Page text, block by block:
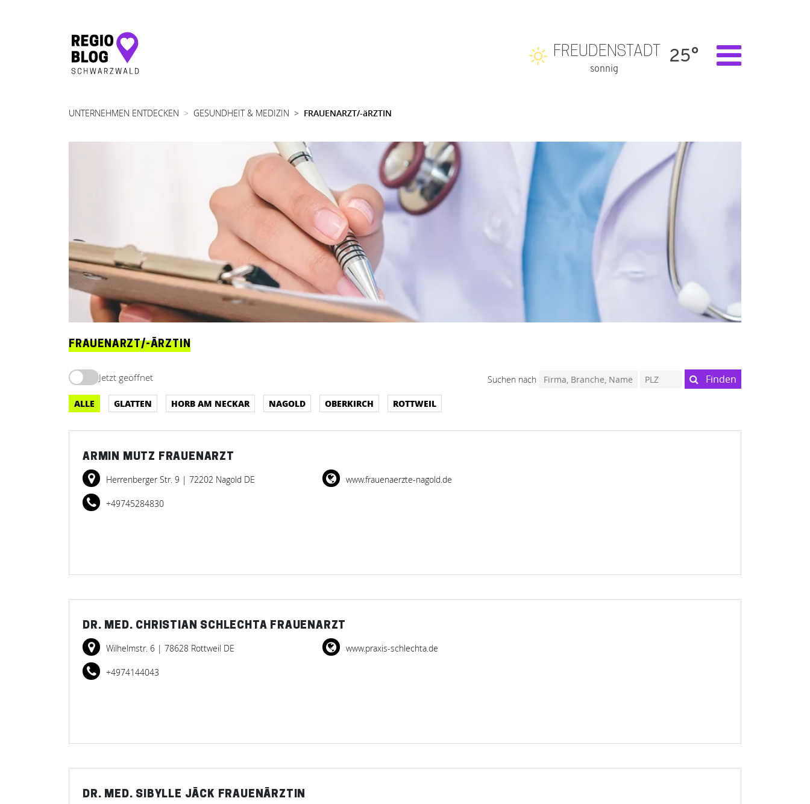
Hauptnavigation
FREUDENSTADT
sonnig
25°
UNTERNEHMEN ENTDECKEN GESUNDHEIT & MEDIZIN FRAUENARZT/-äRZTIN
FRAUENARZT/-ÄRZTIN
Jetzt geöffnet Suchen nach Finden
ALLE GLATTEN HORB AM NECKAR NAGOLD OBERKIRCH ROTTWEIL
ARMIN MUTZ FRAUENARZT
Herrenberger Str. 9 | 72202 Nagold DE
+49745284830
www.frauenaerzte-nagold.de
DR. MED. CHRISTIAN SCHLECHTA FRAUENARZT
Wilhelmstr. 6 | 78628 Rottweil DE
+4974144043
www.praxis-schlechta.de
DR. MED. SIBYLLE JÄCK FRAUENÄRZTIN